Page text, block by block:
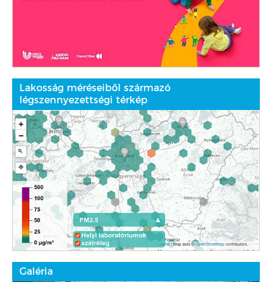
Lakosság méréseiből származó
légszennyezettségi térkép
Galéria